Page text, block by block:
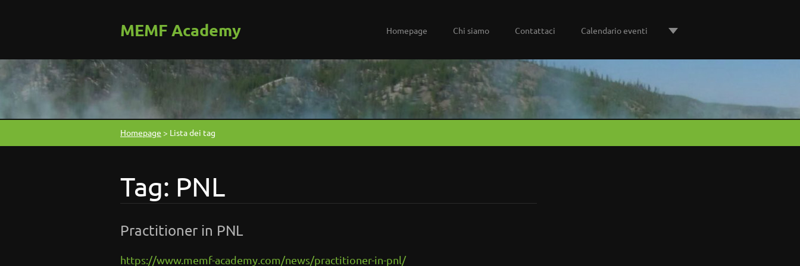
MEMF Academy Homepage Chi siamo Contattaci Calendario eventi
Homepage > Lista dei tag
Tag: PNL
Practitioner in PNL
https://www.memf-academy.com/news/practitioner-in-pnl/